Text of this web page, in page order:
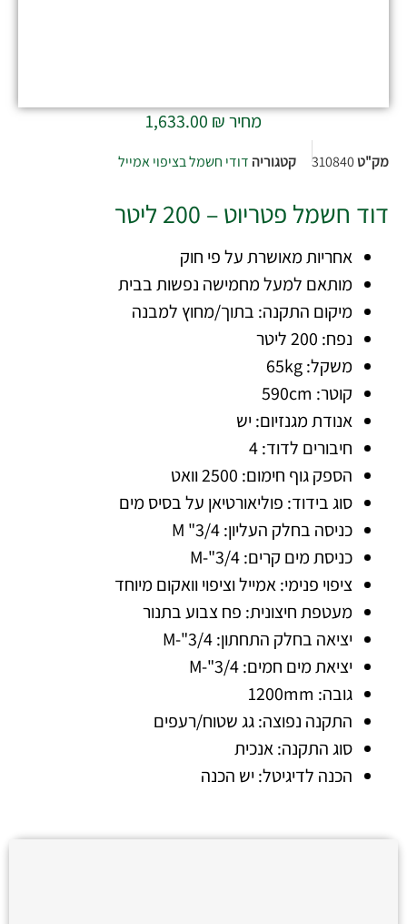
מחיר 1,633.00 ₪
מק"ט310840 קטגוריה דודי חשמל בציפוי אמייל
דוד חשמל פטריוט – 200 ליטר
אחריות מאושרת על פי חוק
מותאם למעל מחמישה נפשות בבית
מיקום התקנה: בתוך/מחוץ למבנה
נפח: 200 ליטר
משקל: 65kg
קוטר: 590cm
אנודת מגנזיום: יש
חיבורים לדוד: 4
הספק גוף חימום: 2500 וואט
סוג בידוד: פוליאורטיאן על בסיס מים
כניסה בחלק העליון: 3/4" M
כניסת מים קרים: 3/4"-M
ציפוי פנימי: אמייל וציפוי וואקום מיוחד
מעטפת חיצונית: פח צבוע בתנור
יציאה בחלק התחתון: 3/4"-M
יציאת מים חמים: 3/4"-M
גובה: 1200mm
התקנה נפוצה: גג שטוח/רעפים
סוג התקנה: אנכית
הכנה לדיגיטל: יש הכנה